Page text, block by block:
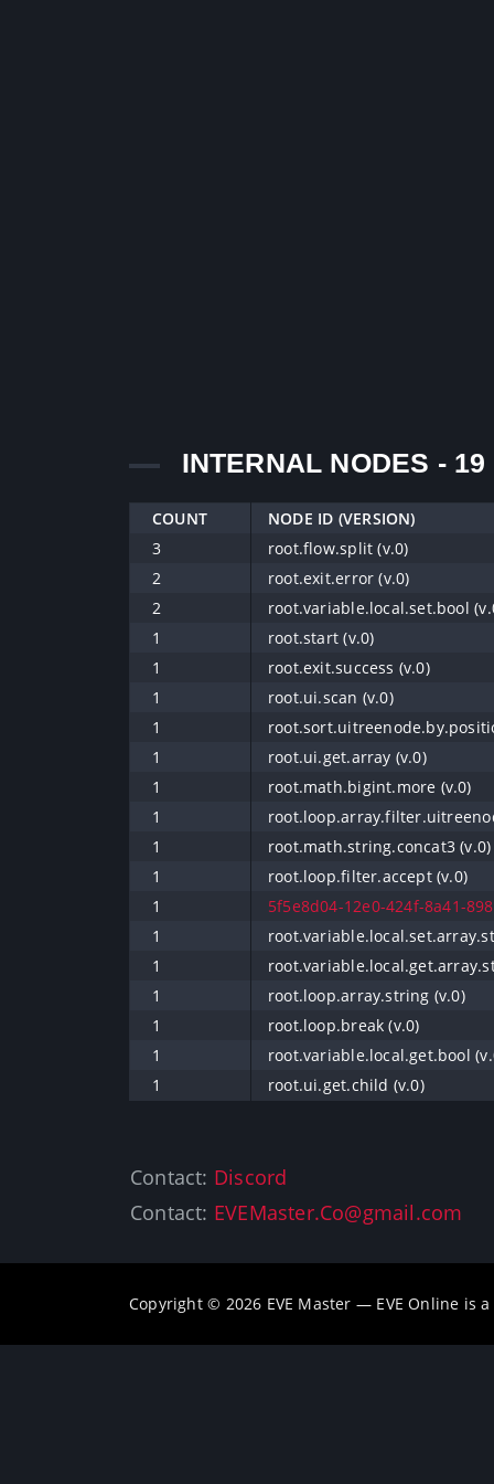
INTERNAL NODES - 19
COUNT NODE ID (VERSION)
3
root.flow.split (v.0)
2
root.exit.error (v.0)
2
root.variable.local.set.bool
1
root.start (v.0)
1
root.exit.success (v.0)
1
root.ui.scan (v.0)
1
1
root.ui.get.array (v.0)
1
root.math.bigint.more (v.0)
1
1
root.math.string.concat3 (v.0)
1
root.loop.filter.accept (v.0)
1
5f5e8d04-12e0-424f-8a41-
1
1
1
root.loop.array.string (v.0)
1
root.loop.break (v.0)
1
root.variable.local.get.bool
1
root.ui.get.child (v.0)
Contact: Discord
Contact: EVEMaster.Co@gmail.com
Copyright © 2026 EVE Master — EVE Online is